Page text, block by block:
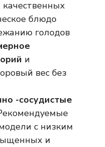
блюдо
голодов
и
вес без
-сосудистые
с низким
и